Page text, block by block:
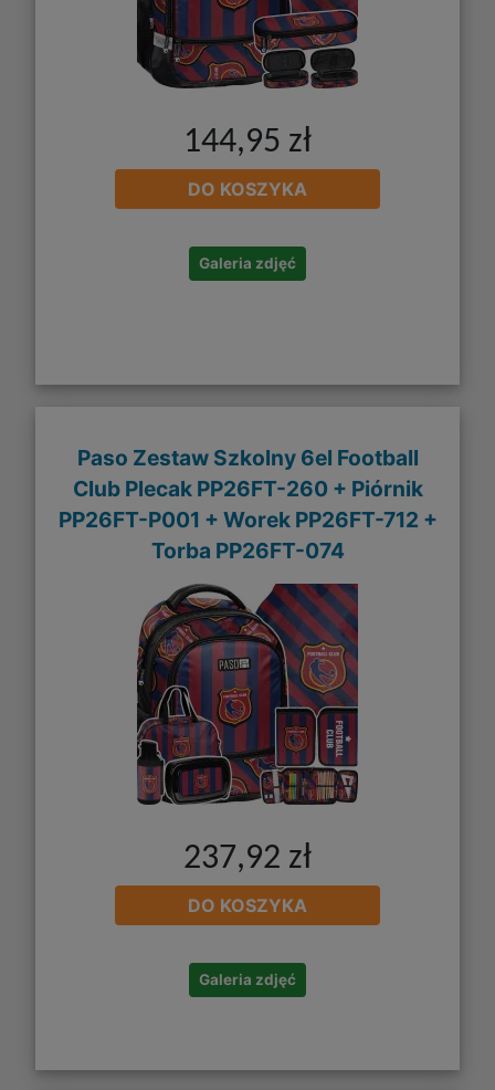
144,95 zł
DO KOSZYKA
Galeria zdjęć
Paso Zestaw Szkolny 6el Football
Club Plecak PP26FT-260 + Piórnik
PP26FT-P001 + Worek PP26FT-712 +
Torba PP26FT-074
237,92 zł
DO KOSZYKA
Galeria zdjęć